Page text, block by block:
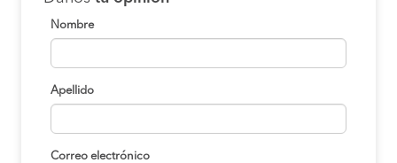
Nombre
Apellido
Correo electrónico